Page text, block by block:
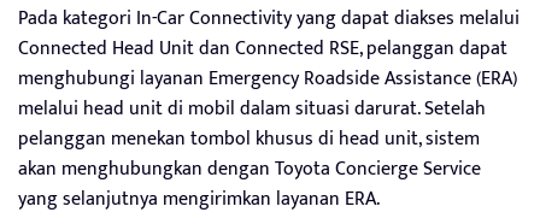
Pada kategori In-Car Connectivity yang dapat diakses melalui
Connected Head Unit dan Connected RSE, pelanggan dapat
menghubungi layanan Emergency Roadside Assistance (ERA)
melalui head unit di mobil dalam situasi darurat. Setelah
pelanggan menekan tombol khusus di head unit, sistem
akan menghubungkan dengan Toyota Concierge Service
yang selanjutnya mengirimkan layanan ERA.